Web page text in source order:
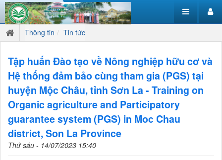
Thông tin Tin tức
Tập huấn Đào tạo về Nông nghiệp hữu cơ và
Hệ thống đảm bảo cùng tham gia (PGS) tại
huyện Mộc Châu, tỉnh Sơn La - Training on
Organic agriculture and Participatory
guarantee system (PGS) in Moc Chau
district, Son La Province
Thứ sáu - 14/07/2023 15:40